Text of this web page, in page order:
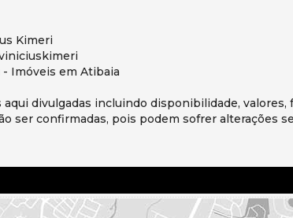
Kimeri
Imóveis em Atibaia
divulgadas incluindo disponibilidade, valores,
ser confirmadas, pois podem sofrer alterações